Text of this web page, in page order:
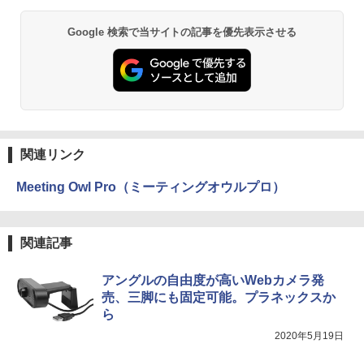
Google 検索で当サイトの記事を優先表示させる
関連リンク
Meeting Owl Pro（ミーティングオウルプロ）
関連記事
アングルの自由度が高いWebカメラ発
売、三脚にも固定可能。プラネックスか
ら
2020年5月19日